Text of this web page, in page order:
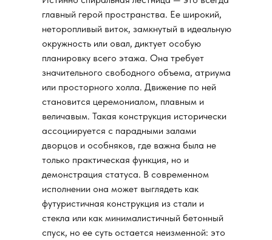
главный герой пространства. Ее широкий,
неторопливый виток, замкнутый в идеальную
окружность или овал, диктует особую
планировку всего этажа. Она требует
значительного свободного объема, атриума
или просторного холла. Движение по ней
становится церемониалом, плавным и
величавым. Такая конструкция исторически
ассоциируется с парадными залами
дворцов и особняков, где важна была не
только практическая функция, но и
демонстрация статуса. В современном
исполнении она может выглядеть как
футуристичная конструкция из стали и
стекла или как минималистичный бетонный
спуск, но ее суть остается неизменной: это